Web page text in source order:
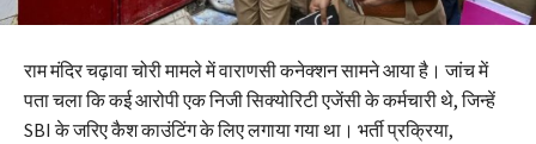
राम मंदिर चढ़ावा चोरी मामले में वाराणसी कनेक्शन सामने आया है। जांच में
पता चला कि कई आरोपी एक निजी सिक्योरिटी एजेंसी के कर्मचारी थे, जिन्हें
SBI के जरिए कैश काउंटिंग के लिए लगाया गया था। भर्ती प्रक्रिया,